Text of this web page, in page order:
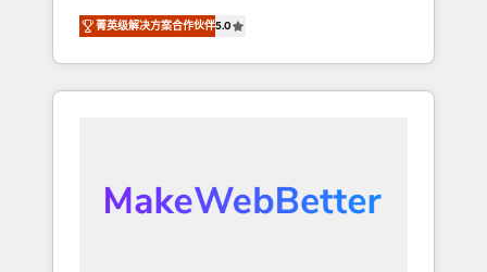
based engagements and ongoing RevOps
partnerships, we guide organizations through
the revenue maturity model - delivering the
right improvements at the right time so
world’s most experienced and fully
accredited HubSpot Solutions Partner. 🚀
With 2,750+ HubSpot projects delivered and
370+ specialists across EMEA, APAC and NAM,
automation, we turn complexity into clarity,
human at global scale. 🏆 HubSpot’s CEO
菁英级解决方案合作伙伴5.0